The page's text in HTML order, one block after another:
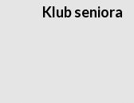
Klub seniora